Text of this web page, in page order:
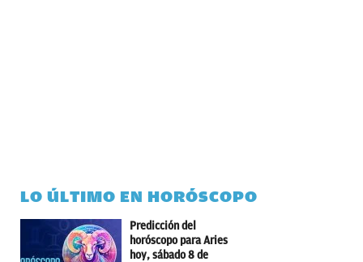
LO ÚLTIMO EN HORÓSCOPO
Predicción del
horóscopo para Aries
hoy, sábado 8 de